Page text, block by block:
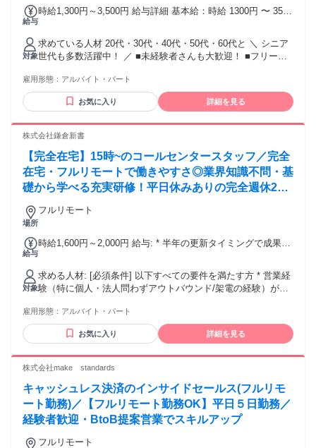
給与
時給1,300円～3,500円 給与詳細 基本給：時給 1300円 〜 3500
定なので オフィスワークを希望の方は OPEN後に通勤型も可
能です♪ ★高時給1300円～3500円 ★研修あり(時給変動ナシ)
★インセンティブあり ※WEB面接を実施 ***************** ＼高
時給バイト♪／ かんたんテレアポなので 未経験でも安心して
サポート＆フォローできる体制が万全 (*'ω'*)V 通勤圏内の方も
遠方の方も 在宅ワークが可能です◎ 気軽にご相談OK ／ こん
な働き方が可能～★ ＼ ▼定年で暇だから小遣い稼ぎ ▼お子
様の送り迎えの合間に ▼お稽古がない日だけ！ ▼夕飯支度ま
でのシフトがいい ▼Wワークで他バイトとの調整シフト ▼子
供が小さいから在宅でスキマ時間に ▼在宅で通勤時間もシッ
カリ稼ぐ などなど！ 育児優先やプライベートに推し活、 お
稽古優先など、、無理のないシフトでOK！ 自分のライフスタ
ら 効率よく稼げる♪ 幅広い世代の方が在籍してるので あなた
*⌒*⌒*⌒*⌒*⌒*⌒* ＜在宅ワークについて＞ ■インターネッ
SoftBank Air ・OCN光 ・ニューロ光 ・Wi-Fi
対象
求めている人材 20代・30代・40代・50代・60代と ＼ シニア
世代も多数活躍中！ ／ ■未経験者さんも大歓迎！ ■フリータ
★ ＜＜こんな方にオススメ！！＞＞ ☆子供を預けられないか
ら外で働けない ★通勤や外出が面倒くさい ☆自分のペースで
稼ぎたい ★隙間時間や、短期でも 今すぐ効率よくガッツリ稼
インターネット環境条件 ・光回線の方のみ ※下記ネット環境
SoftBank 光 ・SoftBank Air ・OCN光 ・ニューロ光 ・Wi-Fi
雇用形態： アルバイト・パート
お気に入り 詳細を見る
株式会社鎌倉新書
【完全在宅】15時~のコールセンタースタッフ／完全
在宅・フルリモートで働きやすさ◎業界知識不問・基
礎から学べる充実研修！平日休みありの完全週休2日
制で充実のワークライフバランス！
場所
フルリモート
給与
時給1,600円～2,000円 給与: * 半年の更新タイミングで成果に
給！しっかり稼ぎたい方におすすめ
対象
求める人材: [必須条件] 以下すべての要件を満たす方 * 営業経
験（特に個人・法人問わずアウトバウンド/架電の経験）があ
週5日・土日祝日・大型連休（年末年始等）の勤務が可能な方
※ダブルワーク不可(別業界での個人事業主の場合は兼業可)
※葬儀・終活に関する知識は不要です [歓迎条件] * コールセ
終活業界の知識
雇用形態： アルバイト・パート
お気に入り 詳細を見る
株式会社make standards
キャッシュレス決済のインサイドセールス(フルリモ
ート勤務)／【フルリモート勤務OK】平日５日勤務／
経験者歓迎・BtoB提案営業でスキルアップ
フルリモート